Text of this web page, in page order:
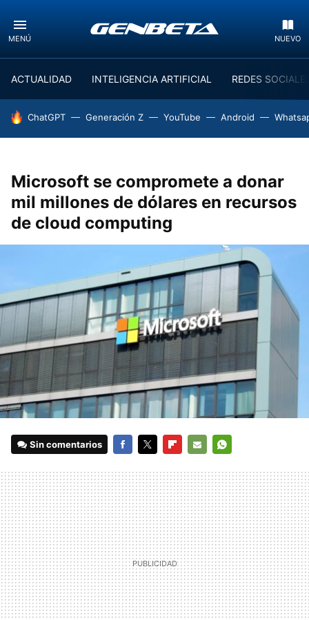
MENÚ NUEVO
ACTUALIDAD INTELIGENCIA ARTIFICIAL REDES
HOY SE HABLA DE
ChatGPT Generación Z YouTube Android
Microsoft se compromete a donar
mil millones de dólares en recursos
de cloud computing
Sin comentarios
MAIL